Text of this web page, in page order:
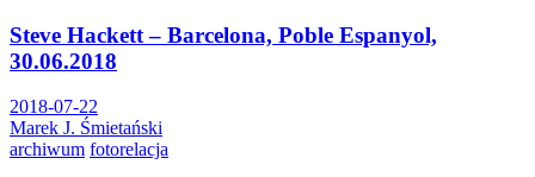
Steve Hackett – Barcelona, Poble Espanyol,
30.06.2018
2018-07-22
Marek J. Śmietański
archiwum fotorelacja